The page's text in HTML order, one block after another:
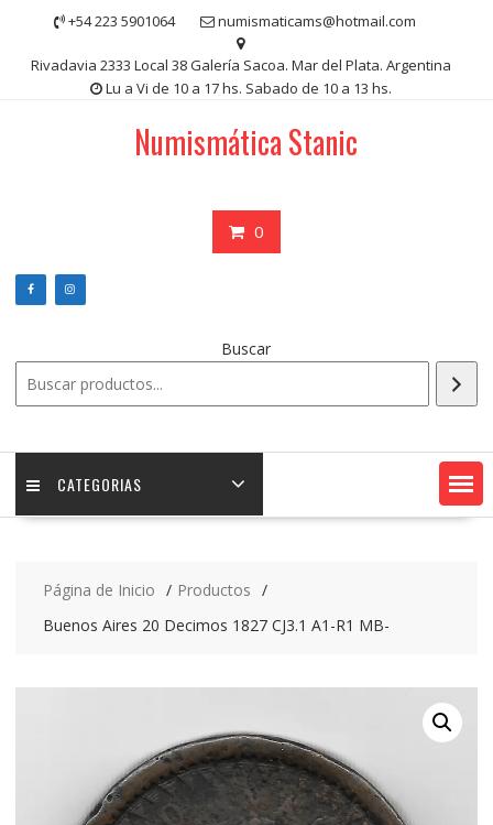
contenido
+54 223 5901064 numismaticams@hotmail.com
Rivadavia 2333 Local 38 Galería Sacoa. Mar del Plata. Argentina
Lu a Vi de 10 a 17 hs. Sabado de 10 a 13 hs.
Numismática Stanic
0
Buscar
CATEGORIAS
Página de Inicio
Productos
Buenos Aires 20 Decimos 1827 CJ3.1 A1-R1 MB-